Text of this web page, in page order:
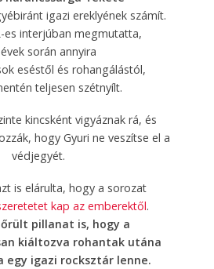
igazi ereklyének számít.
es interjúban megmutatta,
során annyira
eséstől és rohangálástól,
teljesen szétnyílt.
kincsként vigyáznak rá, és
hogy Gyuri ne veszítse el a
védjegyét.
is elárulta, hogy a sorozat
kap az emberektől.
pillanat is, hogy a
kiáltozva rohantak utána
egy igazi rocksztár lenne.